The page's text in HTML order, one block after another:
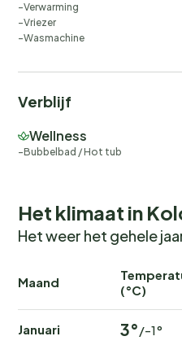
Verwarming
Vriezer
Wasmachine
Verblijf
Wellness
Bubbelbad / Hot tub
Het klimaat in
Het weer het gehele
Maand
(°C)
Januari 3° /-1°